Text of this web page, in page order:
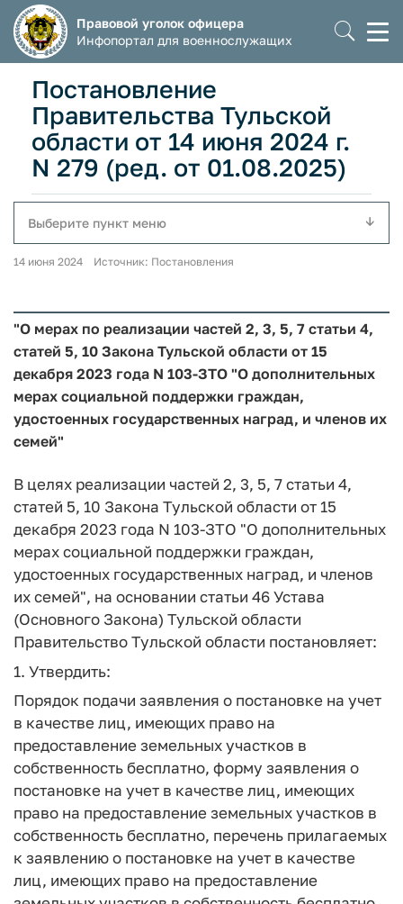
Правовой уголок офицера
Инфопортал для военнослужащих
Постановление
Правительства Тульской
области от 14 июня 2024 г.
N 279 (ред. от 01.08.2025)
Выберите пункт меню
14 июня 2024 Источник: Постановления
"О мерах по реализации частей 2, 3, 5, 7 статьи 4,
статей 5, 10 Закона Тульской области от 15
декабря 2023 года N 103-ЗТО "О дополнительных
мерах социальной поддержки граждан,
удостоенных государственных наград, и членов их
семей"
В целях реализации частей 2, 3, 5, 7 статьи 4,
статей 5, 10 Закона Тульской области от 15
декабря 2023 года N 103-ЗТО "О дополнительных
мерах социальной поддержки граждан,
удостоенных государственных наград, и членов
их семей", на основании статьи 46 Устава
(Основного Закона) Тульской области
Правительство Тульской области постановляет:
1. Утвердить:
Порядок подачи заявления о постановке на учет
в качестве лиц, имеющих право на
предоставление земельных участков в
собственность бесплатно, форму заявления о
постановке на учет в качестве лиц, имеющих
право на предоставление земельных участков в
собственность бесплатно, перечень прилагаемых
к заявлению о постановке на учет в качестве
лиц, имеющих право на предоставление